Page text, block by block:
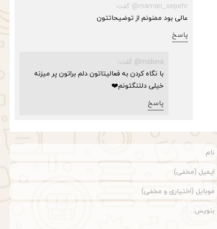
maman_sepehr@ گفت:
عالی بود ممنونم از توضیحاتتون
پاسخ
mobina@ گفت:
با نگاه کردن به فعالیتاتون دلم براتون پر میزنه
خیلی دلتنگتونم❤️
پاسخ